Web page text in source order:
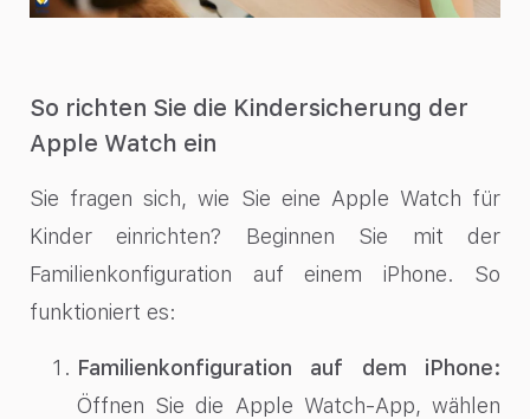
So richten Sie die Kindersicherung der
Apple Watch ein
Sie fragen sich, wie Sie eine Apple Watch für
Kinder einrichten? Beginnen Sie mit der
Familienkonfiguration auf einem iPhone. So
funktioniert es:
Familienkonfiguration auf dem iPhone:
Öffnen Sie die Apple Watch-App, wählen